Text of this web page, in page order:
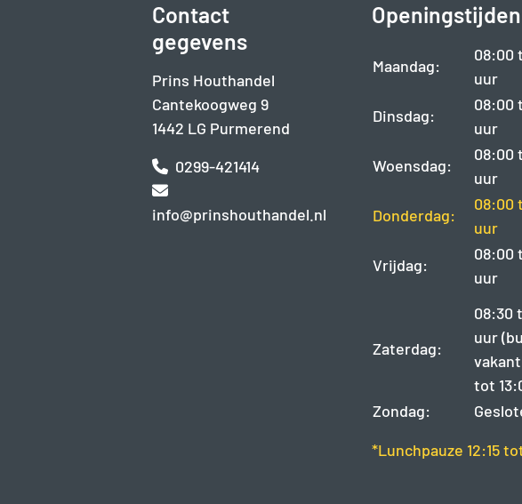
Contact
gegevens
Prins Houthandel
Cantekoogweg 9
1442 LG Purmerend
0299-421414
info@prinshouthandel.nl
Openingstijden
Maandag:
08:00
uur
Dinsdag:
08:00
uur
Woensdag:
08:00
uur
Donderdag:
08:00
uur
Vrijdag:
08:00
uur
Zaterdag:
08:30
uur
tot
Zondag:
*Lunchpauze 12:15